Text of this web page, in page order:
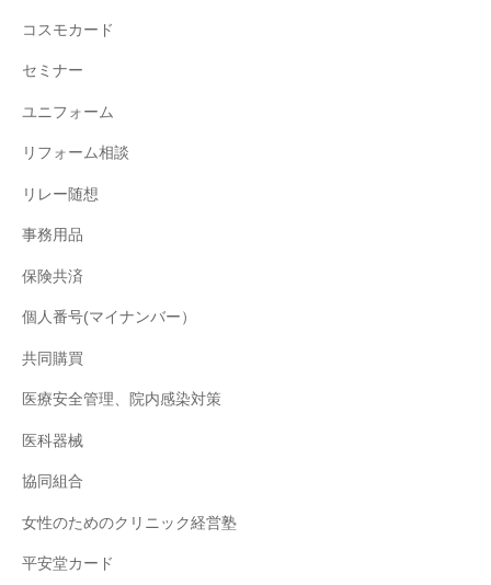
コスモカード
セミナー
ユニフォーム
リフォーム相談
リレー随想
事務用品
保険共済
個人番号(マイナンバー）
共同購買
医療安全管理、院内感染対策
医科器械
協同組合
女性のためのクリニック経営塾
平安堂カード